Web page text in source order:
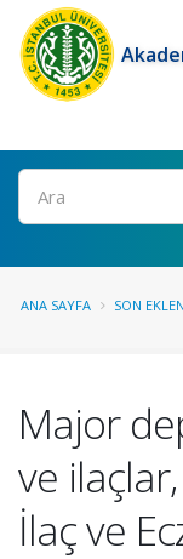
Ara
ANA SAYFA SON
Major
ve
İlaç ve